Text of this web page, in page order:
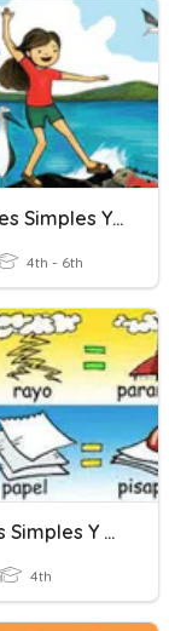
Oraciones Simples Y Complejas
4th - 6th
Palabras Simples Y Compuestas
4th